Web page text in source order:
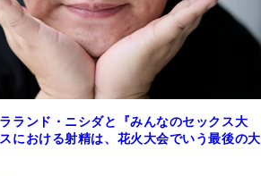
ランド・ニシダと『みんなのセックス大
における射精は、花火大会でいう最後の大